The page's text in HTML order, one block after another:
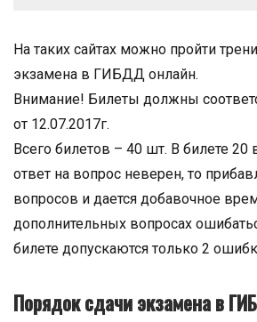
На таких сайтах можно пройти
экзамена в ГИБДД онлайн.
Внимание! Билеты должны
от 12.07.2017г.
Всего билетов – 40 шт. В билете 20
ответ на вопрос неверен, то
вопросов и дается добавочное
дополнительных вопросах
билете допускаются только 2
Порядок сдачи экзамена в